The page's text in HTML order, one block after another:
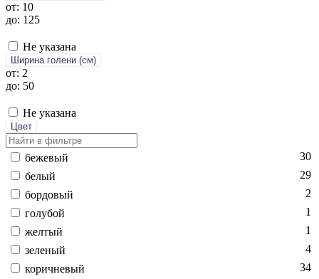
от: 10
до: 125
Не указана
Ширина голени (см)
от: 2
до: 50
Не указана
Цвет
бе­жевый
30
бе­лый
29
бор­до­вый
2
го­лубой
1
жел­тый
1
зе­леный
4
ко­рич­не­вый
34